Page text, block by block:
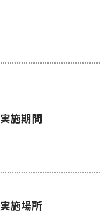
実施期間
実施場所